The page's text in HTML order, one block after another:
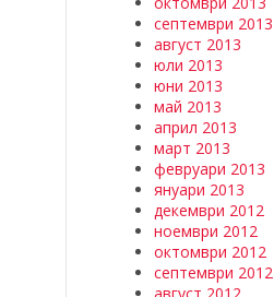
септември 2013
август 2013
юли 2013
юни 2013
май 2013
април 2013
март 2013
февруари 2013
януари 2013
декември 2012
ноември 2012
октомври 2012
септември 2012